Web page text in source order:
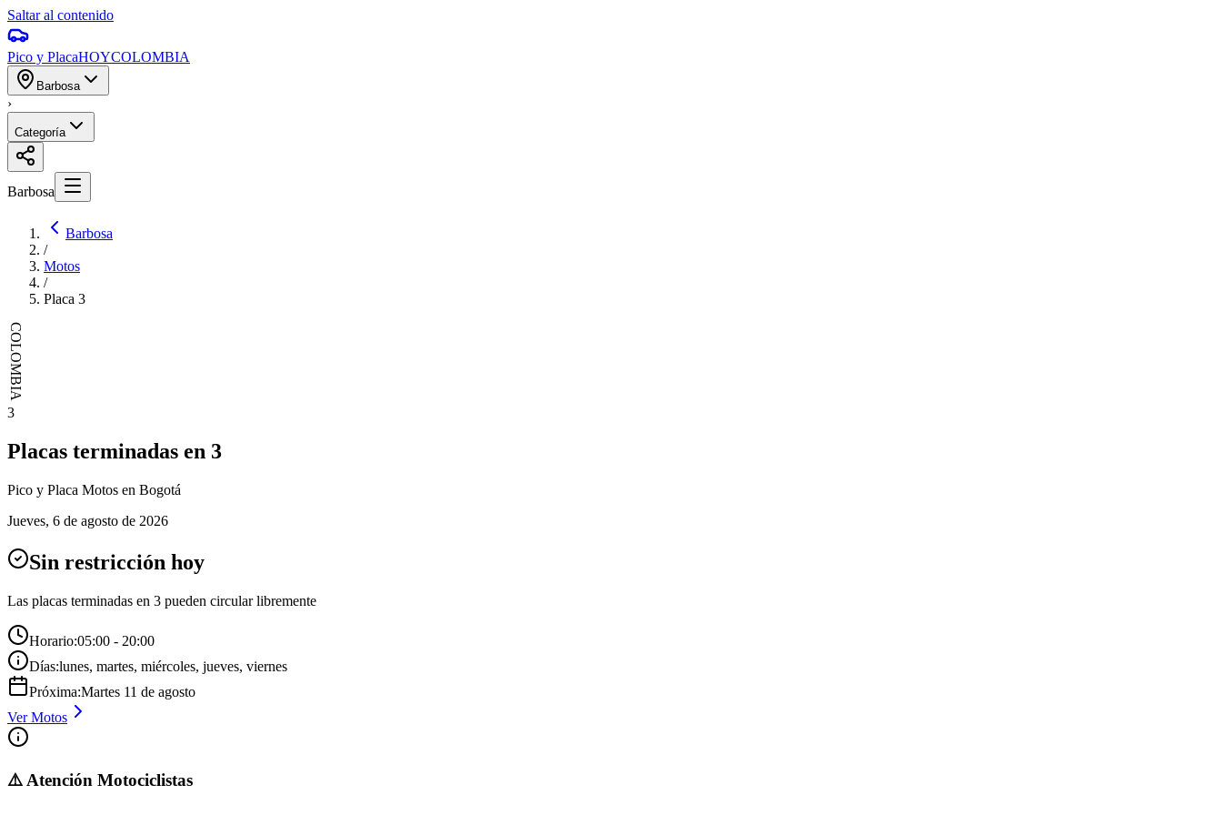
Saltar al contenido
Pico y PlacaHOYCOLOMBIA
Barbosa
›
Categoría
Barbosa
Barbosa
/
Motos
/
Placa 3
COLOMBIA
3
Placas terminadas en 3
Pico y Placa Motos en Bogotá
Jueves, 6 de agosto de 2026
Sin restricción hoy
Las placas terminadas en 3 pueden circular libremente
Horario:05:00 - 20:00
Días:lunes, martes, miércoles, jueves, viernes
Próxima:Martes 11 de agosto
VerMotos
⚠️ Atención Motociclistas